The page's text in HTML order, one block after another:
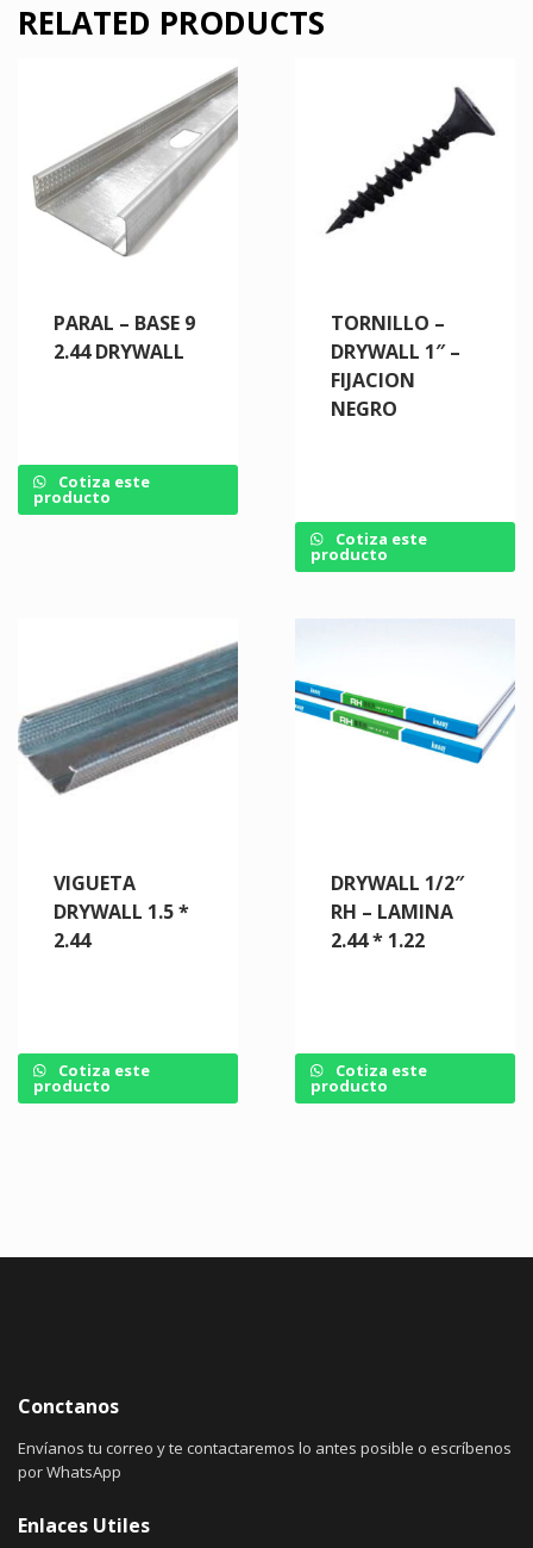
RELATED PRODUCTS
PARAL – BASE 9
2.44 DRYWALL
Cotiza este
producto
TORNILLO –
DRYWALL 1″ –
FIJACION
NEGRO
Cotiza este
producto
VIGUETA
DRYWALL 1.5 *
2.44
Cotiza este
producto
DRYWALL 1/2″
RH – LAMINA
2.44 * 1.22
Cotiza este
producto
Conctanos
Envíanos tu correo y te contactaremos lo antes posible o escríbenos
por WhatsApp
Enlaces Utiles